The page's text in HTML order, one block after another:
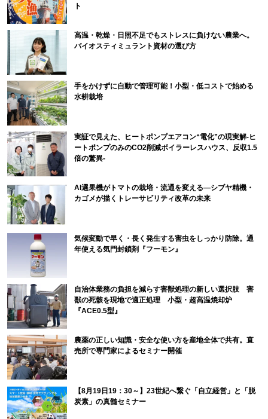
ト
高温・乾燥・日照不足でもストレスに負けない農業へ。
バイオスティミュラント資材の選び方
手をかけずに自動で管理可能！小型・低コストで始める
水耕栽培
実証で見えた、ヒートポンプエアコン“電化”の現実解-ヒ
ートポンプのみのCO2削減ボイラーレスハウス、反収1.5
倍の驚異-
AI選果機がトマトの栽培・流通を変える―シブヤ精機・
カゴメが描くトレーサビリティ改革の未来
気候変動で早く・長く発生する害虫をしっかり防除。通
年使える気門封鎖剤『フーモン』
自治体業務の負担を減らす害獣処理の新しい選択肢 害
獣の死骸を現地で適正処理 小型・超高温焼却炉
『ACE0.5型』
農薬の正しい知識・安全な使い方を産地全体で共有。直
売所で専門家によるセミナー開催
【8月19日19：30～】23世紀へ繋ぐ「自立経営」と「脱
炭素」の真髄セミナー